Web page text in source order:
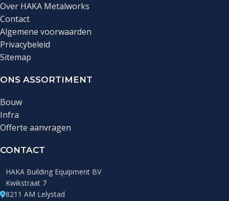
Over HAKA Metalworks
Contact
Algemene voorwaarden
Privacybeleid
Sitemap
ONS ASSORTIMENT
Bouw
Infra
Offerte aanvragen
CONTACT
HAKA Building Equipment BV
Kwikstraat 7
8211 AM Lelystad